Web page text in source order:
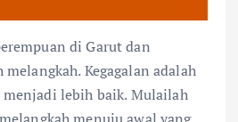
di Garut dan
Kegagalan adalah
lebih baik. Mulailah